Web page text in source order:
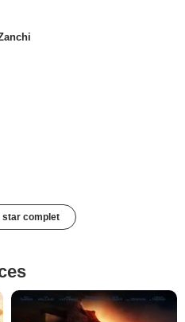
star complet